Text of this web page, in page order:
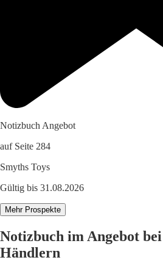
Notizbuch Angebot
auf Seite 284
Smyths Toys
Gültig bis 31.08.2026
Mehr Prospekte
Notizbuch im Angebot
Händlern